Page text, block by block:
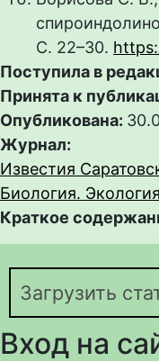
C. 22–30.
Поступила в
Принята к
Опубликована:
Журнал:
Известия
Биология.
Краткое
Загрузить
Вход на